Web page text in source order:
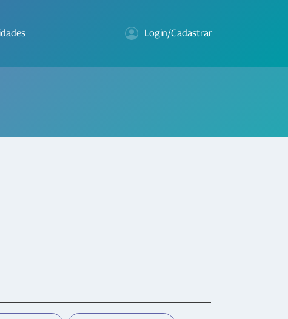
Login/Cadastrar